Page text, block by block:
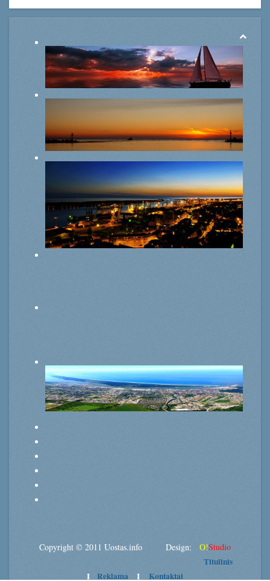
Copyright © 2011 Uostas.info Design: O!Studio
Titulinis
I Reklama I Kontaktai